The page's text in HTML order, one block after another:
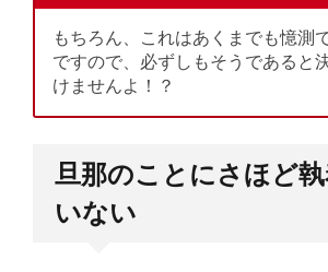
もちろん、これはあくまでも憶測
ですので、必ずしもそうであると
けませんよ！？
旦那のことにさほど
いない